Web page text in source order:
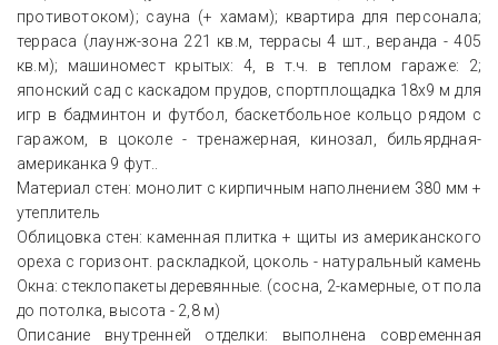
противотоком); сауна (+ хамам); квартира для персонала;
терраса (лаунж-зона 221 кв.м, террасы 4 шт., веранда - 405
кв.м); машиномест крытых: 4, в т.ч. в теплом гараже: 2;
японский сад с каскадом прудов, спортплощадка 18х9 м для
игр в бадминтон и футбол, баскетбольное кольцо рядом с
гаражом, в цоколе - тренажерная, кинозал, бильярдная-
американка 9 фут..
Материал стен: монолит с кирпичным наполнением 380 мм +
утеплитель
Облицовка стен: каменная плитка + щиты из американского
ореха с горизонт. раскладкой, цоколь - натуральный камень
Окна: стеклопакеты деревянные. (сосна, 2-камерные, от пола
до потолка, высота - 2,8 м)
Описание внутренней отделки: выполнена современная